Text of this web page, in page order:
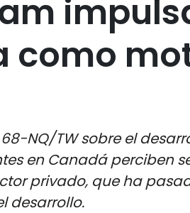
como
NQ/TW sobre el
en Canadá perciben
privado, que ha
desarrollo.